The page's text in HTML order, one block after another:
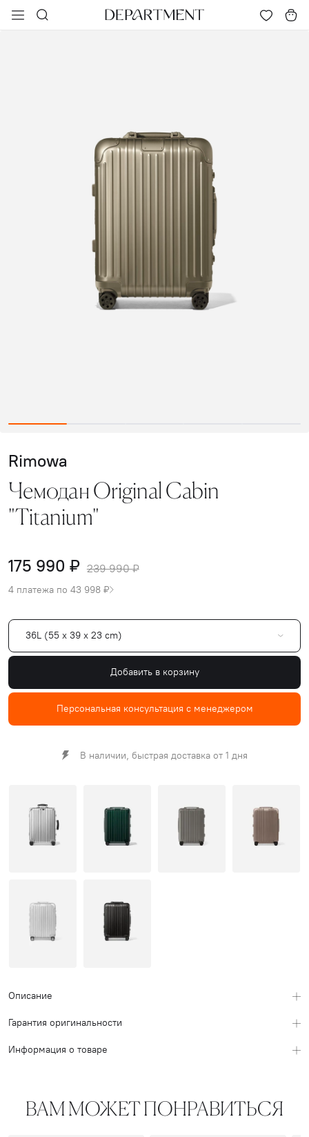
Rimowa
Чемодан Original Cabin
"Titanium"
175 990 ₽ 239 990 ₽
4 платежа по 43 998 ₽
36L (55 x 39 x 23 cm)
Добавить в корзину
Персональная консультация с менеджером
В наличии, быстрая доставка от 1 дня
Описание
Гарантия оригинальности
Информация о товаре
ВАМ МОЖЕТ ПОНРАВИТЬСЯ